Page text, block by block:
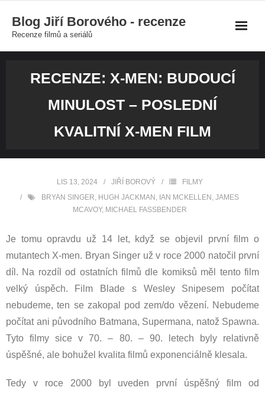
content
Blog Jiří Borového - recenze
Recenze filmů a seriálů
RECENZE: X-MEN: BUDOUCÍ
MINULOST – POSLEDNÍ
KVALITNÍ X-MEN FILM
LIS 13, 2024 JIŘÍ BOROVÝ
FILMY
BRYAN SINGER, HUGH JACKMAN , IAN MCKELLEN , JAMES
MCAVOY, MICHAEL FASSBENDER
Je tomu opravdu už 14 let, když se objevil první film o
mutantech X-men. Bryan Singer už v roce 2000 natočil první
díl. Na rozdíl od ostatních filmů dle komiksů měl tento film
velký úspěch. Film Blade s Wesley Snipesem počítat
nebudeme, ten se zakopal pod zem/do vězení. Nebudeme
počítat ani původního Batmana, Supermana, natož Spawna.
Tyto filmy sice v 70. – 80. – 90. letech byly relativně
úspěšné, ale bohužel kvalita filmů exponenciálně klesala.
Tedy v roce 2000 byl uveden první úspěšný film od